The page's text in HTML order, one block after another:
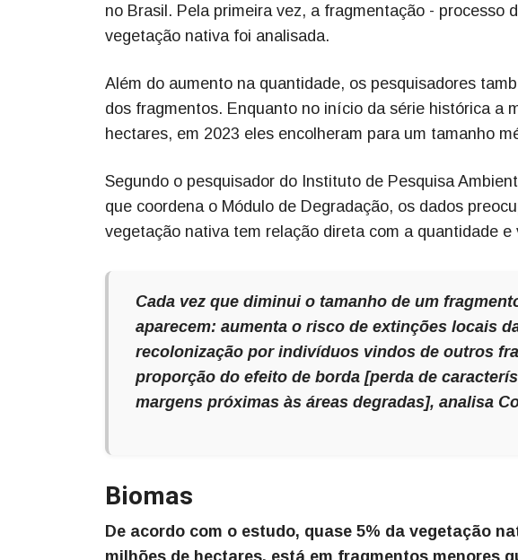
no Brasil. Pela primeira vez, a fragmentação - processo
vegetação nativa foi analisada.
Além do aumento na quantidade, os pesquisadores
dos fragmentos. Enquanto no início da série histórica a
hectares, em 2023 eles encolheram para um tamanho
Segundo o pesquisador do Instituto de Pesquisa
que coordena o Módulo de Degradação, os dados
vegetação nativa tem relação direta com a quantidade
Cada vez que diminui o tamanho de um
aparecem: aumenta o risco de extinções locais
recolonização por indivíduos vindos de outros
proporção do efeito de borda [perda de
margens próximas às áreas degradas], analisa
Biomas
De acordo com o estudo, quase 5% da vegetação
milhões de hectares, está em fragmentos menores